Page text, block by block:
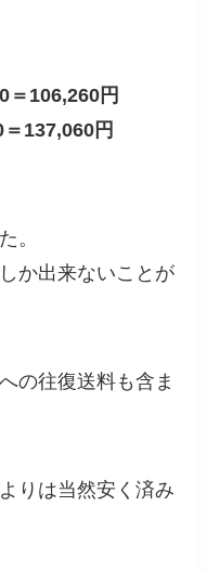
106,260円
137,060円
。
か出来ないことが
の往復送料も含ま
りは当然安く済み